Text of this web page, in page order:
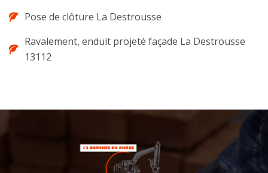
Pose de clôture La Destrousse
Ravalement, enduit projeté façade La Destrousse
13112